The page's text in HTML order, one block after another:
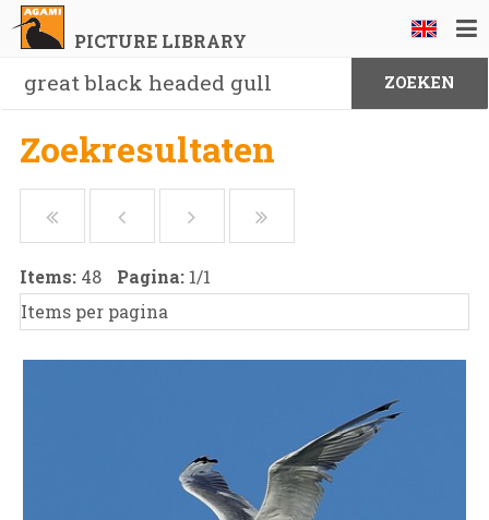
PICTURE LIBRARY
Zoekresultaten
Items: 48 Pagina: 1/1